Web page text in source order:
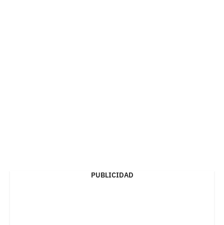
PUBLICIDAD